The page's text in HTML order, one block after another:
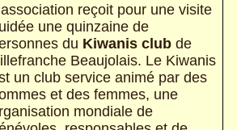
reçoit pour une visite
une quinzaine de
du Kiwanis club de
Beaujolais. Le Kiwanis
un club service animé par des
et des femmes, une
mondiale de